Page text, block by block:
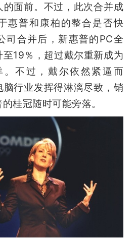
的面前。不过，此次合并成
惠普和康柏的整合是否快
司合并后，新惠普的PC全
19％，超过戴尔重新成为
。不过，戴尔依然紧逼而
行业发挥得淋漓尽致，销
桂冠随时可能旁落。